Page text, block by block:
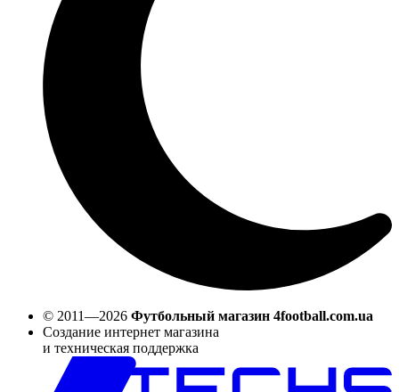
© 2011—2026 Футбольный магазин 4football.com.ua
Создание интернет магазина
и техническая поддержка